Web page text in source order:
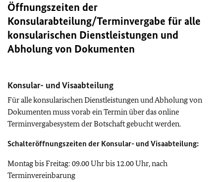
Öffnungszeiten der
Konsularabteilung/Terminvergabe für alle
konsularischen Dienstleistungen und
Abholung von Dokumenten
Konsular- und Visaabteilung
Für alle konsularischen Dienstleistungen und Abholung von
Dokumenten muss vorab ein Termin über das online
Terminvergabesystem der Botschaft gebucht werden.
Schalteröffnungszeiten der Konsular- und Visaabteilung:
Montag bis Freitag: 09.00 Uhr bis 12.00 Uhr, nach
Terminvereinbarung